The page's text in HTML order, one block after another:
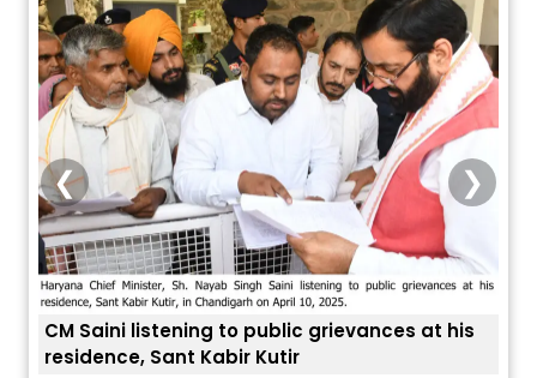
CM Saini listening to public grievances at his
residence, Sant Kabir Kutir
❮ ❯